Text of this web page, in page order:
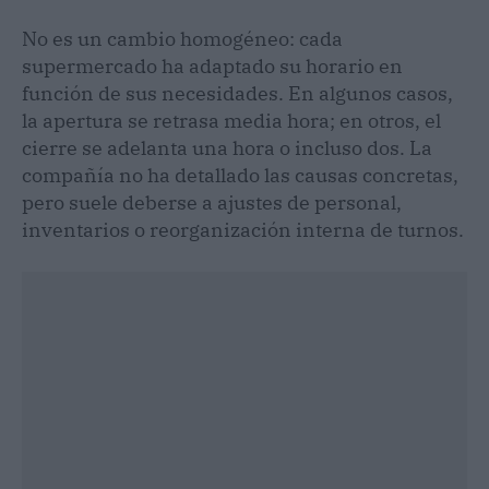
No es un cambio homogéneo: cada
supermercado ha adaptado su horario en
función de sus necesidades. En algunos casos,
la apertura se retrasa media hora; en otros, el
cierre se adelanta una hora o incluso dos. La
compañía no ha detallado las causas concretas,
pero suele deberse a ajustes de personal,
inventarios o reorganización interna de turnos.